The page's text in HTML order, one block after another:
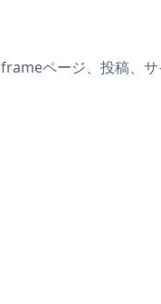
ページ、投稿、サ